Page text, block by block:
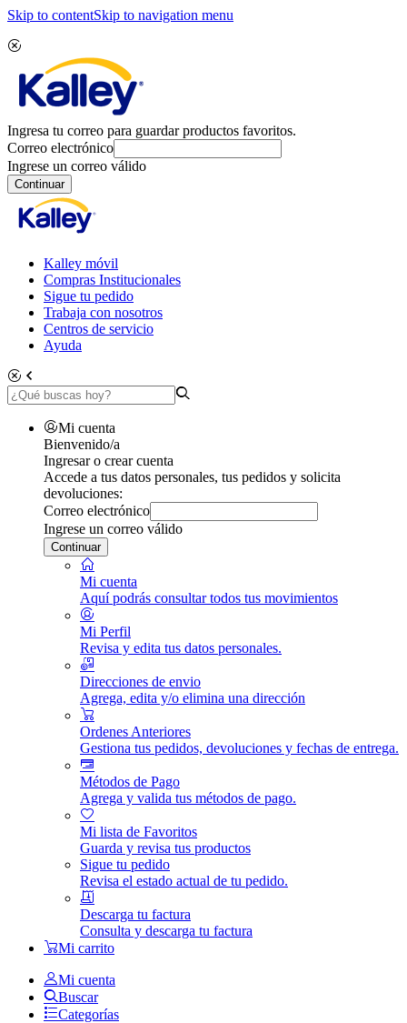
Skip to contentSkip to navigation menu
Ingresa tu correo para guardar productos favoritos.
Correo electrónico
Ingrese un correo válido
Continuar
Kalley móvil
Compras Institucionales
Sigue tu pedido
Trabaja con nosotros
Centros de servicio
Ayuda
Mi cuenta
Bienvenido/a
Ingresar o crear cuenta
Accede a tus datos personales, tus pedidos y solicita
devoluciones:
Correo electrónico
Ingrese un correo válido
Continuar
Mi cuenta
Aquí podrás consultar todos tus movimientos
Mi Perfil
Revisa y edita tus datos personales.
Direcciones de envio
Agrega, edita y/o elimina una dirección
Ordenes Anteriores
Gestiona tus pedidos, devoluciones y fechas de entrega.
Métodos de Pago
Agrega y valida tus métodos de pago.
Mi lista de Favoritos
Guarda y revisa tus productos
Sigue tu pedido
Revisa el estado actual de tu pedido.
Descarga tu factura
Consulta y descarga tu factura
Mi carrito
Mi cuenta
Buscar
Categorías